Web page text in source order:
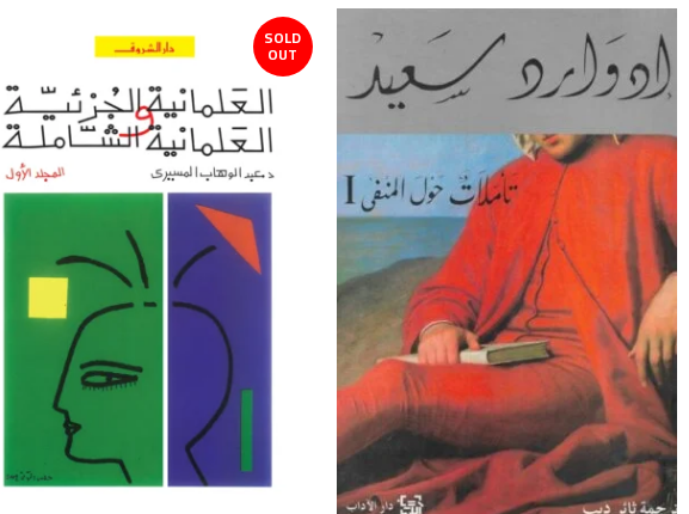
SOLD
OUT